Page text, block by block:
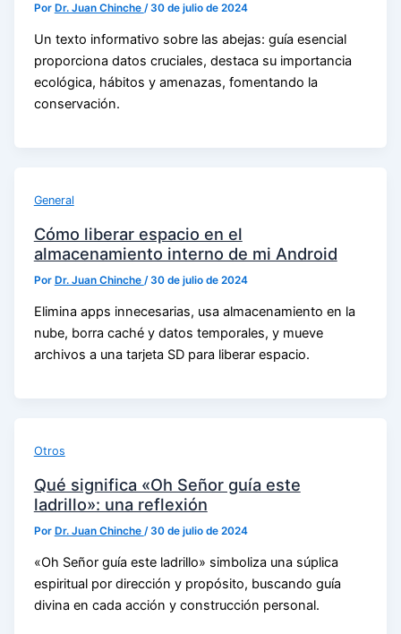
Por Dr. Juan Chinche /30 de julio de 2024
Un texto informativo sobre las abejas: guía esencial
proporciona datos cruciales, destaca su importancia
ecológica, hábitos y amenazas, fomentando la
conservación.
General
Cómo liberar espacio en el
almacenamiento interno de mi Android
Por Dr. Juan Chinche /30 de julio de 2024
Elimina apps innecesarias, usa almacenamiento en la
nube, borra caché y datos temporales, y mueve
archivos a una tarjeta SD para liberar espacio.
Otros
Qué significa «Oh Señor guía este
ladrillo»: una reflexión
Por Dr. Juan Chinche /30 de julio de 2024
«Oh Señor guía este ladrillo» simboliza una súplica
espiritual por dirección y propósito, buscando guía
divina en cada acción y construcción personal.